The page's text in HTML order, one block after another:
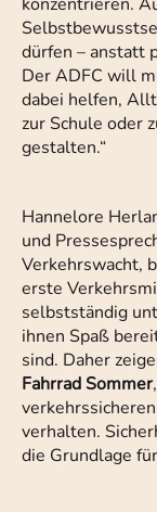
dürfen – anstatt
Der ADFC will
dabei helfen,
zur Schule oder
gestalten.“
Hannelore
und
Verkehrswacht,
erste
selbstständig
ihnen Spaß
sind. Daher
Fahrrad Sommer
verhalten.
die Grundlage